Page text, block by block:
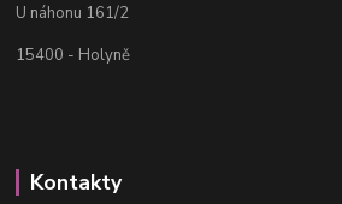
U náhonu 161/2
15400 - Holyně
Kontakty